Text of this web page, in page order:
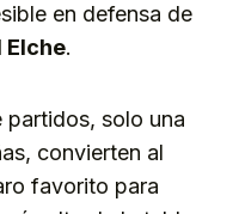
en defensa de
Elche.
partidos, solo una
convierten al
favorito para